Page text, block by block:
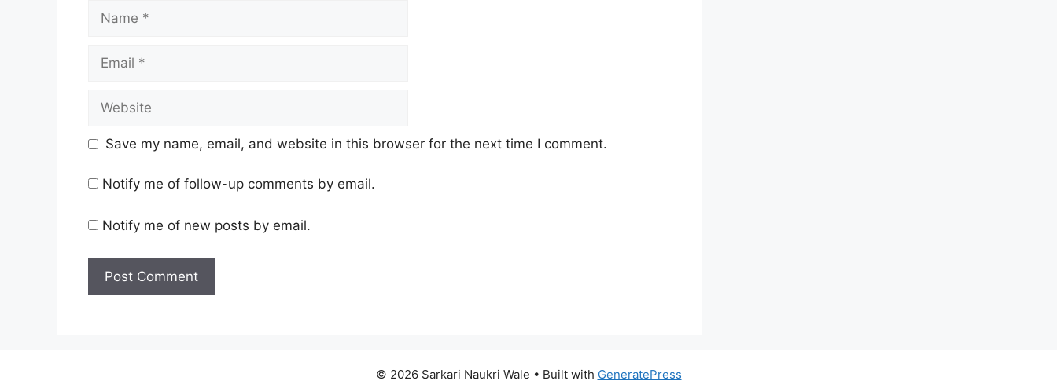
Name
Email
Website
Save my name, email, and website in this browser for the next time I comment.
Notify me of follow-up comments by email.
Notify me of new posts by email.
© 2026 Sarkari Naukri Wale • Built with GeneratePress